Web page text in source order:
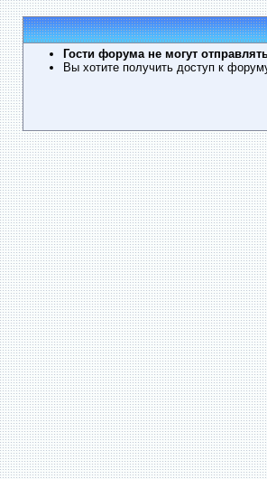
Гости форума не могут
Вы хотите получить доступ к